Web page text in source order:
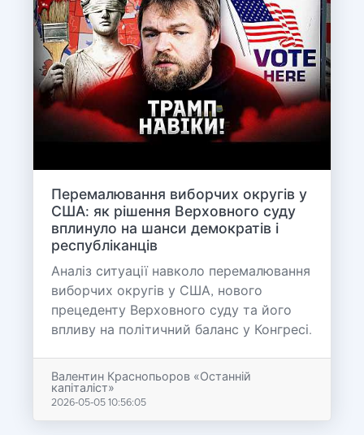
Перемалювання виборчих округів у
США: як рішення Верховного суду
вплинуло на шанси демократів і
республіканців
Аналіз ситуації навколо перемалювання
виборчих округів у США, нового
прецеденту Верховного суду та його
впливу на політичний баланс у Конгресі.
Валентин Краснопьоров «Останній
капіталіст»
2026-05-05 10:56:05